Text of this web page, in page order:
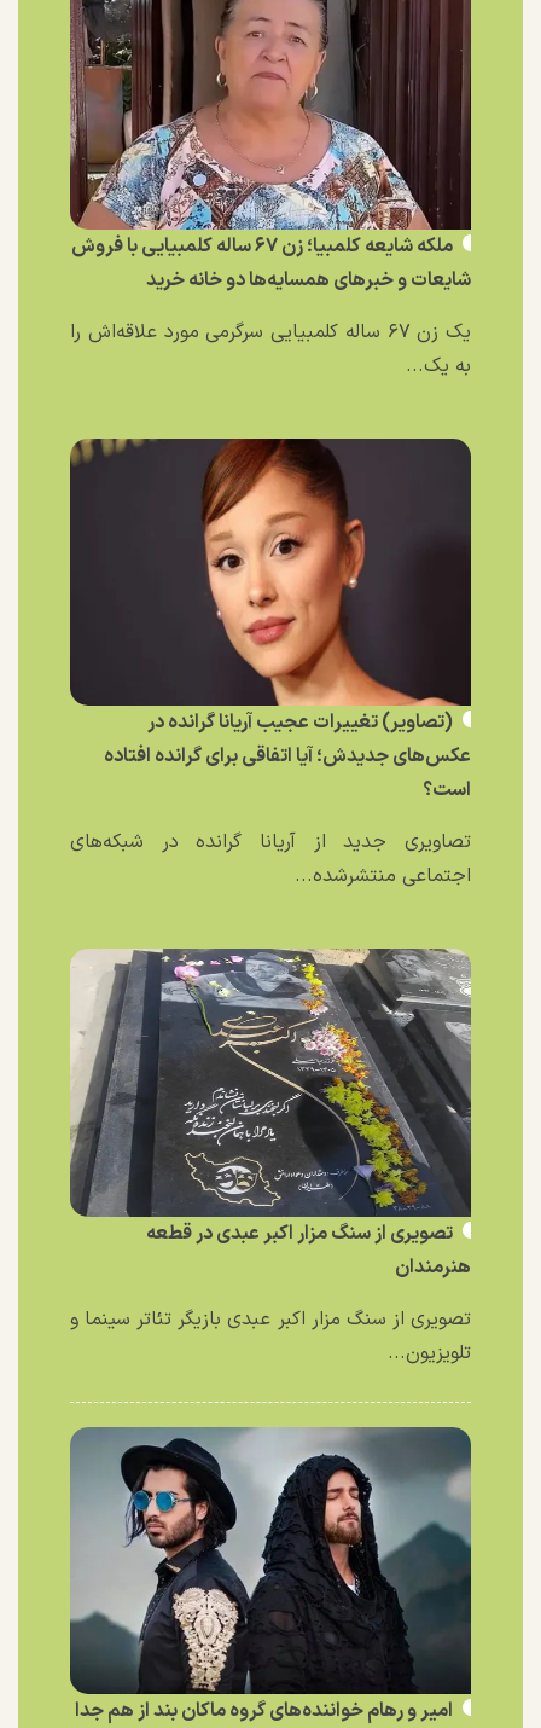
ملکه شایعه کلمبیا؛ زن ۶۷ ساله کلمبیایی با فروش
شایعات و خبر‌های همسایه‌ها دو خانه خرید
یک زن ۶۷ ساله کلمبیایی سرگرمی مورد علاقه‌اش را
به یک...
(تصاویر) تغییرات عجیب آریانا گرانده در
عکس‌های جدیدش؛ آیا اتفاقی برای گرانده افتاده
است؟
تصاویری جدید از آریانا گرانده در شبکه‌های
اجتماعی منتشرشده...
تصویری از سنگ مزار اکبر عبدی در قطعه
هنرمندان
تصویری از سنگ مزار اکبر عبدی بازیگر تئاتر سینما و
تلویزیون...
امیر و رهام خواننده‌های گروه ماکان بند از هم جدا